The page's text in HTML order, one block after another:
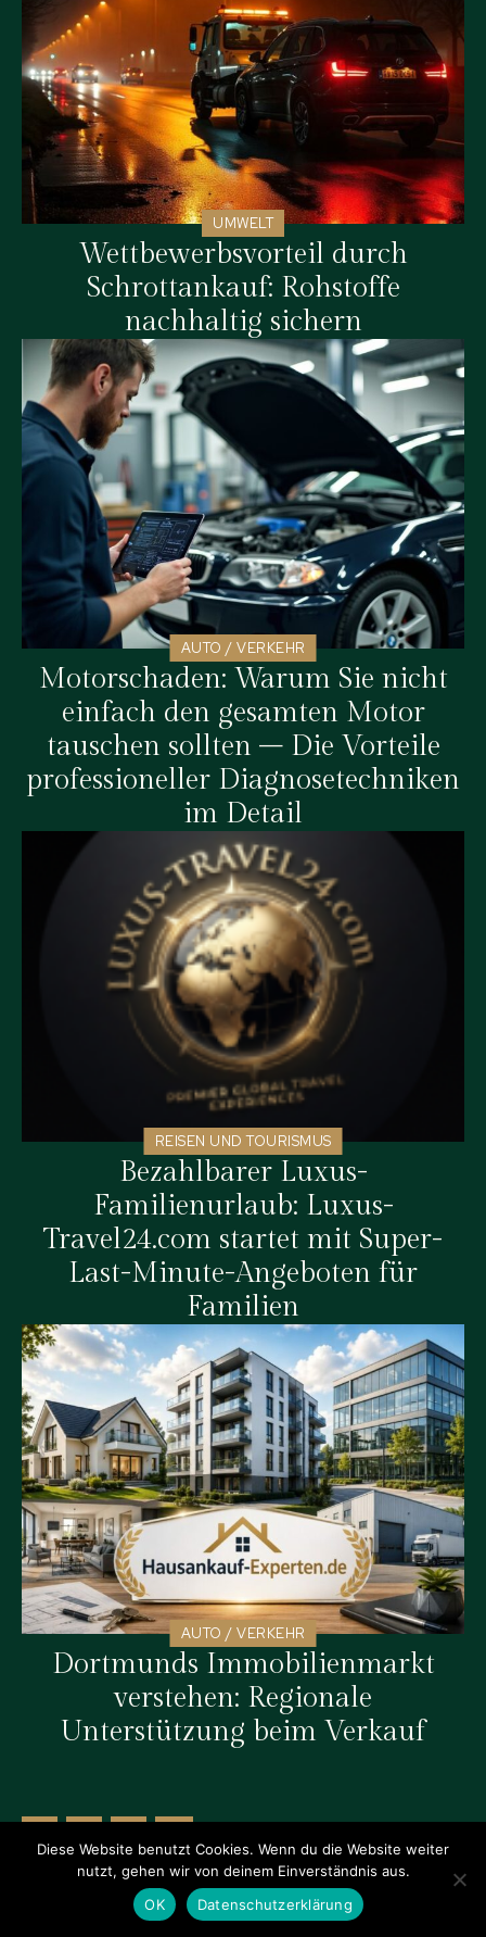
UMWELT
Wettbewerbsvorteil durch
Schrottankauf: Rohstoffe
nachhaltig sichern
AUTO / VERKEHR
Motorschaden: Warum Sie nicht
einfach den gesamten Motor
tauschen sollten – Die Vorteile
professioneller Diagnosetechniken
im Detail
REISEN UND TOURISMUS
Bezahlbarer Luxus-
Familienurlaub: Luxus-
Travel24.com startet mit Super-
Last-Minute-Angeboten für
Familien
AUTO / VERKEHR
Dortmunds Immobilienmarkt
verstehen: Regionale
Unterstützung beim Verkauf
Diese Website benutzt Cookies. Wenn du die Website weiter
nutzt, gehen wir von deinem Einverständnis aus.
OK
Datenschutzerklärung